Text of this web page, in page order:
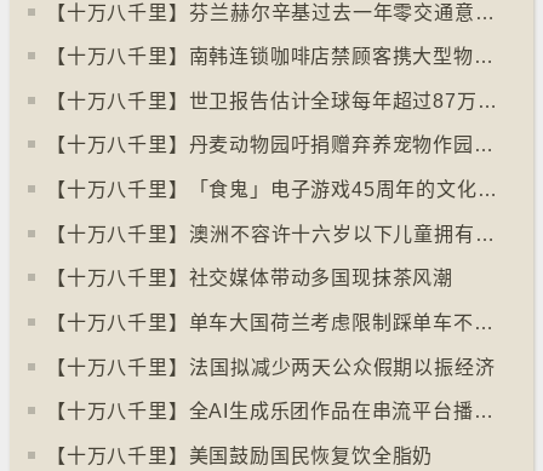
【十万八千里】⁠芬兰赫尔辛基过去一年零交通意外致死个案
【十万八千里】南韩连锁咖啡店禁顾客携大型物品以减少长期占位办公情况
【十万八千里】世卫报告估计全球每年超过87万死亡个案与孤独病有关
【十万八千里】丹麦动物园吁捐赠弃养宠物作园内动物食粮
【十万八千里】「食鬼」电子游戏45周年的文化现象
【十万八千里】⁠澳洲不容许十六岁以下儿童拥有YOUTUBE帐户
【十万八千里】社交媒体带动多国现抹茶风潮
【十万八千里】单车大国荷兰考虑限制踩单车不高于时速廿五公里
【十万八千里】⁠法国拟减少两天公众假期以振经济
【十万八千里】全AI生成乐团作品在串流平台播放率累积过百万
【十万八千里】美国鼓励国民恢复饮全脂奶